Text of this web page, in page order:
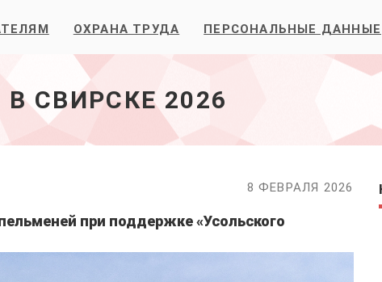
ОХРАНА ТРУДА ПЕРСОНАЛЬНЫЕ ДАННЫЕ
СВИРСКЕ 2026
8 ФЕВРАЛЯ 2026
при поддержке «Усольского